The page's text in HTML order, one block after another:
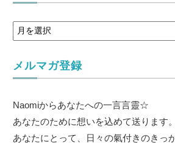
メルマガ登録
Naomiからあなたへの一言言靈☆
あなたのために想いを込めて送ります。
あなたにとって、日々の氣付きのきっ